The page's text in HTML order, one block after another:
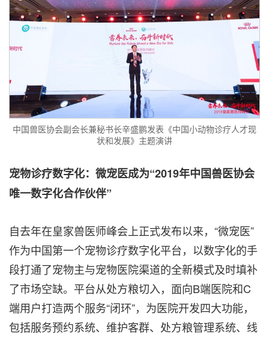
中国兽医协会副会长兼秘书长辛盛鹏发表《中国小动物诊疗人才现
状和发展》主题演讲
宠物诊疗数字化：微宠医成为“2019年中国兽医协会
唯一数字化合作伙伴”
自去年在皇家兽医师峰会上正式发布以来，“微宠医”
作为中国第一个宠物诊疗数字化平台，以数字化的手
段打通了宠物主与宠物医院渠道的全新模式及时填补
了市场空缺。平台从处方粮切入，面向B端医院和C
端用户打造两个服务“闭环”，为医院开发四大功能，
包括服务预约系统、维护客群、处方粮管理系统、线